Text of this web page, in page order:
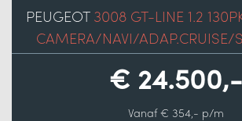
PEUGEOT3008 GT-LINE 1.2
CAMERA/NAVI/ADAP.CRUISE/
€ 24.500,-
Vanaf € 354,- p/m